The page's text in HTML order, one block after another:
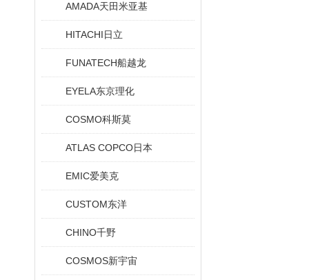
AMADA天田米亚基
HITACHI日立
FUNATECH船越龙
EYELA东京理化
COSMO科斯莫
ATLAS COPCO日本
EMIC爱美克
CUSTOM东洋
CHINO千野
COSMOS新宇宙